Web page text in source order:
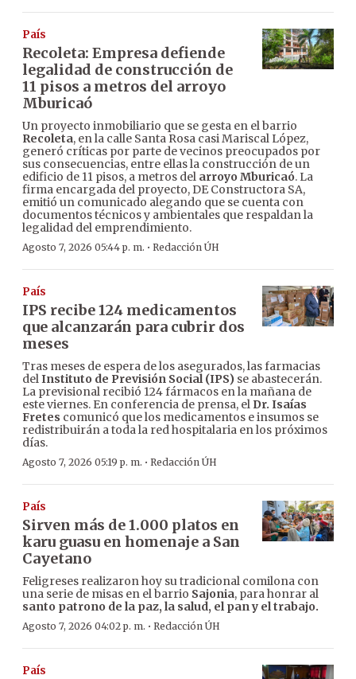
País
Recoleta: Empresa defiende
legalidad de construcción de
11 pisos a metros del arroyo
Mburicaó
Un proyecto inmobiliario que se gesta en el barrio
Recoleta, en la calle Santa Rosa casi Mariscal López,
generó críticas por parte de vecinos preocupados por
sus consecuencias, entre ellas la construcción de un
edificio de 11 pisos, a metros del arroyo Mburicaó. La
firma encargada del proyecto, DE Constructora SA,
emitió un comunicado alegando que se cuenta con
documentos técnicos y ambientales que respaldan la
legalidad del emprendimiento.
Agosto 7, 2026 05:44 p. m. · Redacción ÚH
País
IPS recibe 124 medicamentos
que alcanzarán para cubrir dos
meses
Tras meses de espera de los asegurados, las farmacias
delInstituto de Previsión Social (IPS) se abastecerán.
La previsional recibió 124 fármacos en la mañana de
este viernes. En conferencia de prensa, el Dr. Isaías
Fretes comunicó que los medicamentos e insumos se
redistribuirán a toda la red hospitalaria en los próximos
días.
Agosto 7, 2026 05:19 p. m. · Redacción ÚH
País
Sirven más de 1.000 platos en
karu guasu en homenaje a San
Cayetano
Feligreses realizaron hoy su tradicional comilona con
una serie de misas en el barrio Sajonia, para honrar al
santo patrono de la paz, la salud, el pan y el trabajo.
Agosto 7, 2026 04:02 p. m. · Redacción ÚH
País